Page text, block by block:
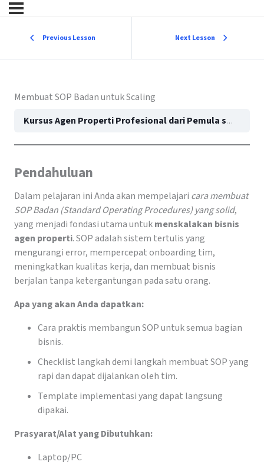
Previous Lesson Next Lesson
Membuat SOP Badan untuk Scaling
Kursus Agen Properti Profesional dari Pemula sampai Pakar: Panduan Lengkap Karier Properti
Pendahuluan
Dalam pelajaran ini Anda akan mempelajari cara membuat
SOP Badan (Standard Operating Procedures) yang solid,
yang menjadi fondasi utama untukmenskalakan bisnis
agen properti. SOP adalah sistem tertulis yang
mengurangi error, mempercepat onboarding tim,
meningkatkan kualitas kerja, dan membuat bisnis
berjalan tanpa ketergantungan pada satu orang.
Apa yang akan Anda dapatkan:
Cara praktis membangun SOP untuk semua bagian
bisnis.
Checklist langkah demi langkah membuat SOP yang
rapi dan dapat dijalankan oleh tim.
Template implementasi yang dapat langsung
dipakai.
Prasyarat/Alat yang Dibutuhkan:
Laptop/PC